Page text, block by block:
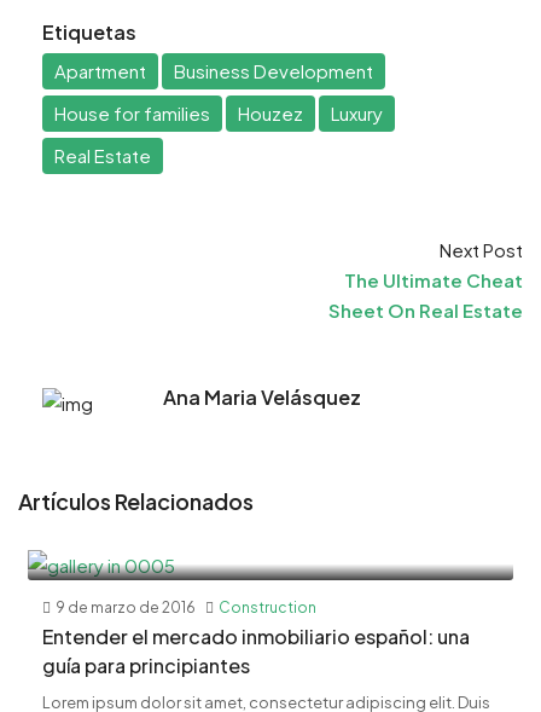
Etiquetas
Apartment
Business Development
House for families
Houzez
Luxury
Real Estate
Next Post
The Ultimate Cheat
Sheet On Real Estate
Ana Maria Velásquez
Artículos Relacionados
9 de marzo de 2016 Construction
Entender el mercado inmobiliario español: una
guía para principiantes
Lorem ipsum dolor sit amet, consectetur adipiscing elit. Duis